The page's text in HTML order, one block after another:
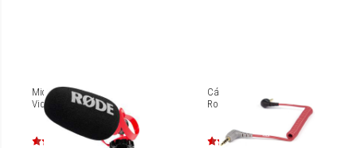
Microphone thu âm Rode
VideoMicro II
Cáp chuyển đổi tín hiệu
Rode SC7